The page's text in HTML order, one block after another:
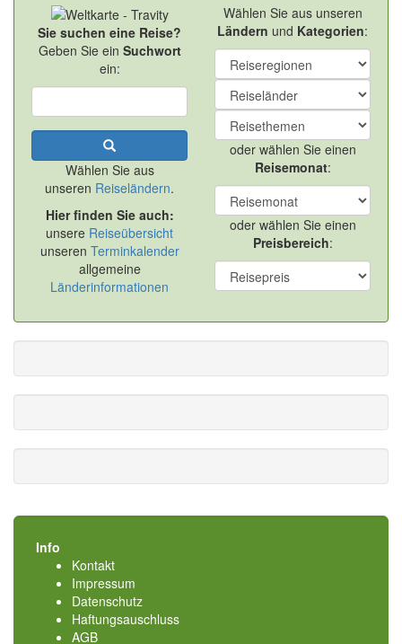
Sie suchen eine Reise?
Geben Sie ein Suchwort
ein:
Wählen Sie aus
unseren Reiseländern.
Hier finden Sie auch:
unsere Reiseübersicht
unseren Terminkalender
allgemeine
Länderinformationen
Wählen Sie aus unseren
Ländern und Kategorien:
oder wählen Sie einen
Reisemonat:
oder wählen Sie einen
Preisbereich:
Info
Kontakt
Impressum
Datenschutz
Haftungsauschluss
AGB